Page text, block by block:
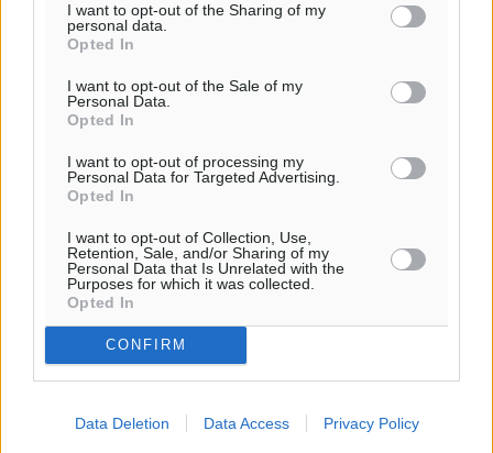
I want to opt-out of the Sharing of my
personal data.
Opted In
I want to opt-out of the Sale of my
Personal Data.
Opted In
I want to opt-out of processing my
Personal Data for Targeted Advertising.
Opted In
I want to opt-out of Collection, Use,
Retention, Sale, and/or Sharing of my
Personal Data that Is Unrelated with the
Purposes for which it was collected.
Opted In
CONFIRM
Data Deletion Data Access Privacy Policy
Δείτε περισσότερα άρθρα μας στα αποτελέσματα αναζήτησης
Ακολουθήστε μας στο Google News ★ ↗